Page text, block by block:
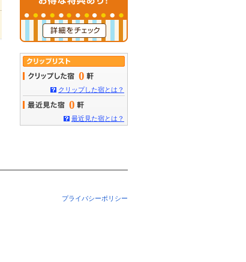
0
クリップした宿とは？
0
最近見た宿とは？
プライバシーポリシー